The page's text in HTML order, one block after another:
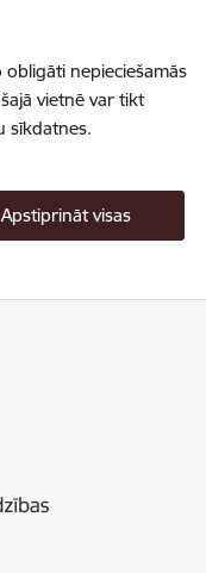
nepieciešamās
vietnē var tikt
sīkdatnes.
Apstiprināt visas